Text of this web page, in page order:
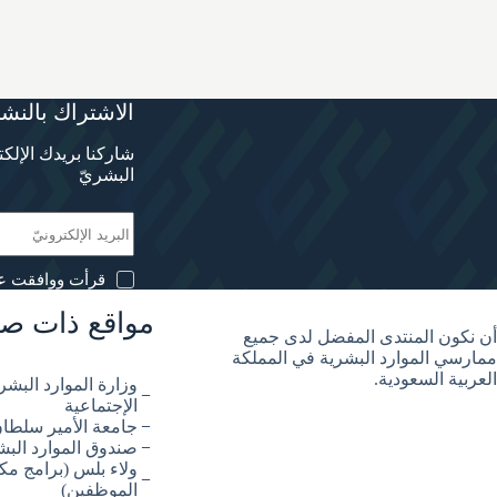
الاشتراك
شاركنا بريدك
البشريّ
قرأت ووافقت
أن نكون المنتدى المفضل لدى جميع
ممارسي الموارد البشرية في المملكة
العربية السعودية.
مواقع ذات
وزارة الموارد
الإجتماعية
جامعة الأمير
صندوق الموارد
ولاء بلس (برامج
الموظفين)